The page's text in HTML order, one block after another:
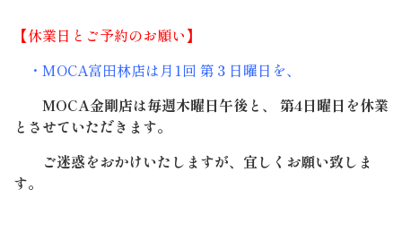
【休業日とご予約のお願い】
・MOCA富田林店は月1回 第３日曜日を、
MOCA金剛店は毎週木曜日午後と、 第4日曜日を休業
とさせていただきます。
ご迷惑をおかけいたしますが、宜しくお願い致しま
す。